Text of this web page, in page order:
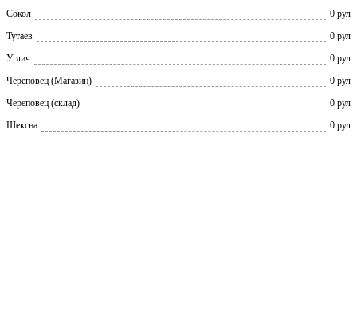
Сокол
0 рул
Тутаев
0 рул
Углич
0 рул
Череповец (Магазин)
0 рул
Череповец (склад)
0 рул
Шексна
0 рул